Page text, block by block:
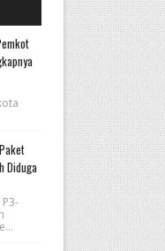
Diduga